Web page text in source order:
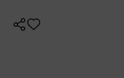
ZdieľaťOdober do